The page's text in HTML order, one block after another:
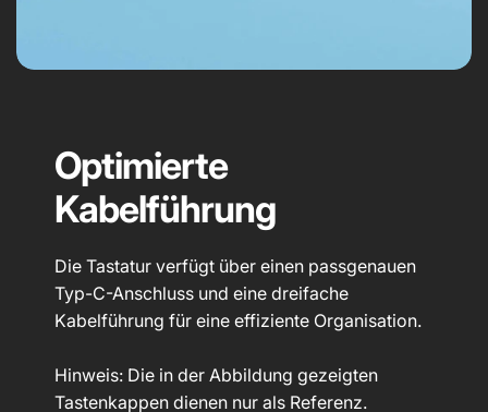
Optimierte
Kabelführung
Die Tastatur verfügt über einen passgenauen
Typ-C-Anschluss und eine dreifache
Kabelführung für eine effiziente Organisation.
Hinweis: Die in der Abbildung gezeigten
Tastenkappen dienen nur als Referenz.